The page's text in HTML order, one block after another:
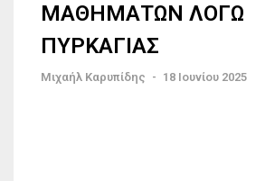
ΜΑΘΗΜΑΤΩΝ ΛΟΓΩ
ΠΥΡΚΑΓΙΑΣ
Μιχαήλ Καρυπίδης - 18 Ιουνίου 2025